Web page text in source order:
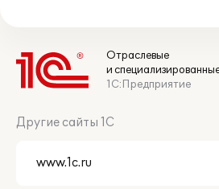
Отраслевые
и
1С:Предприятие
Другие сайты 1С